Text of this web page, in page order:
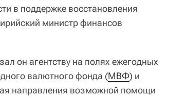
в поддержке восстановления
министр финансов
он агентству на полях ежегодных
валютного фонда (МВФ) и
направления возможной помощи